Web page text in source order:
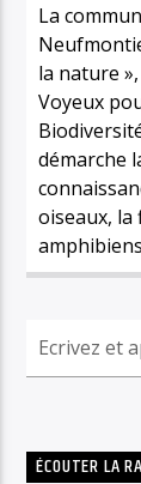
La
la nature
Voyeux
démarche
oiseaux, la
ÉCOUTER LA